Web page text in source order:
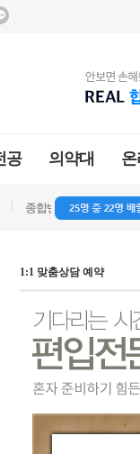
공 의약대
종합반 방문상담
1:1 맞춤상담 예약